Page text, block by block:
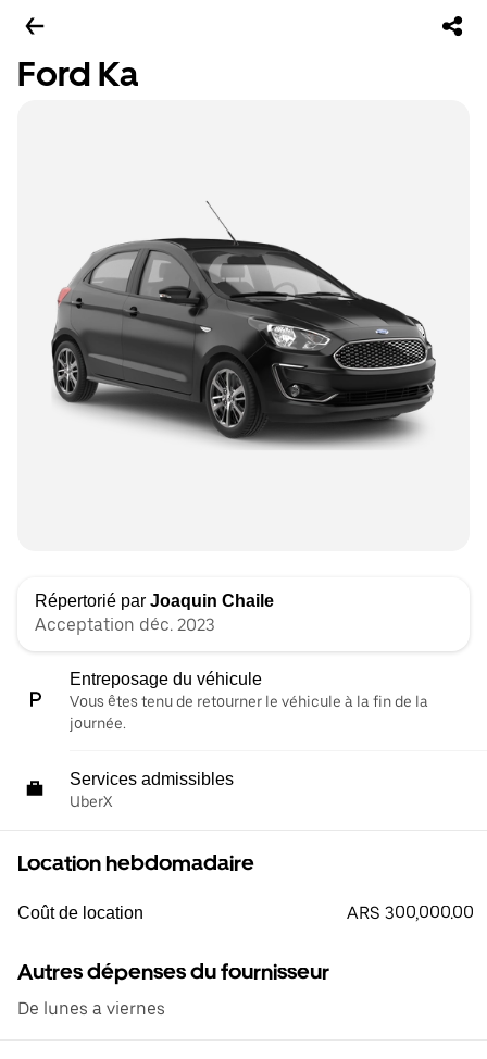
Ford Ka
Répertorié par Joaquin Chaile
Acceptation déc. 2023
Entreposage du véhicule
Vous êtes tenu de retourner le véhicule à la fin de la
journée.
Services admissibles
UberX
Location hebdomadaire
Coût de location ARS 300,000.00
Autres dépenses du fournisseur
De lunes a viernes